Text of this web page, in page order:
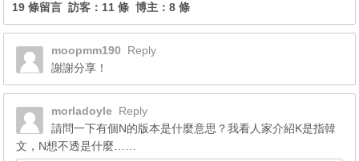
19 條留言 訪客：11 條 博主：8 條
moopmm190
Reply
謝謝分享！
morladoyle Reply
請問一下有個N的版本是什麼意思？我看人家介紹K是指韓
文，N想不透是什麼……